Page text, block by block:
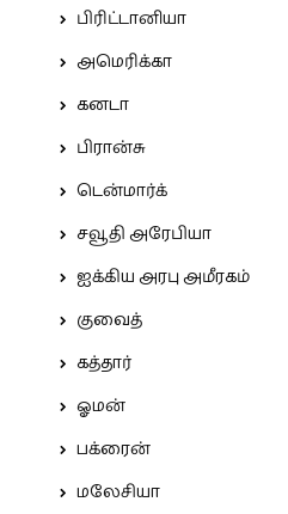
பிரிட்டானியா
அமெரிக்கா
கனடா
பிரான்சு
டென்மார்க்
சவூதி அரேபியா
ஐக்கிய அரபு அமீரகம்
குவைத்
கத்தார்
ஓமன்
பக்ரைன்
மலேசியா